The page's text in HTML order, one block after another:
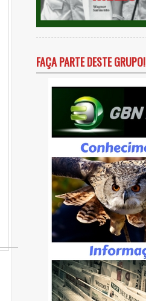
FAÇA PARTE DESTE GRUPO!